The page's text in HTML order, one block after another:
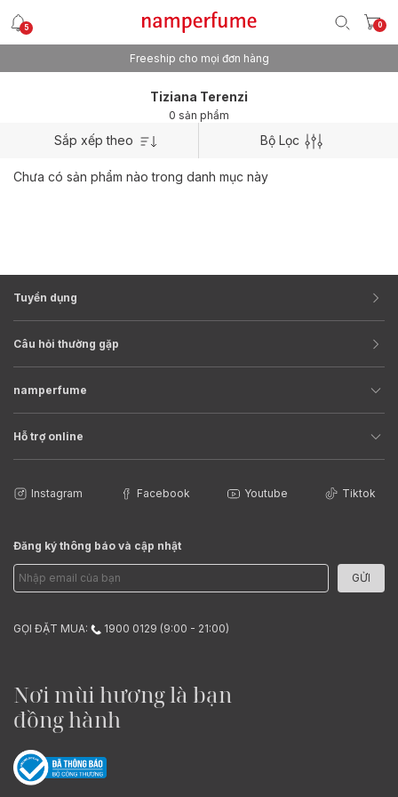
5 0
Freeship cho mọi đơn hàng
Tiziana Terenzi
0 sản phẩm
Sắp xếp theo Bộ Lọc
Chưa có sản phẩm nào trong danh mục này
Tuyển dụng
Câu hỏi thường gặp
namperfume
Hỗ trợ online
Instagram Facebook Youtube Tiktok
Đăng ký thông báo và cập nhật
GỬI
GỌI ĐẶT MUA: 1900 0129 (9:00 - 21:00)
Nơi mùi hương là bạn
đồng hành